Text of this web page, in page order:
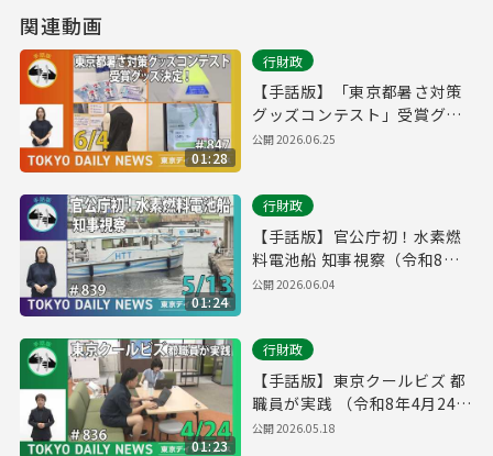
関連動画
01:28
行財政
【手話版】「東京都暑さ対策
グッズコンテスト」受賞グッ
ズ決定！（令和8年6月4日 東
公開2026.06.25
01:24
行財政
【手話版】官公庁初！水素燃
料電池船 知事視察（令和8年5
月13日 東京デイリーニュース
公開2026.06.04
01:23
行財政
【手話版】東京クールビズ 都
職員が実践 （令和8年4月24日
東京デイリーニュース
公開2026.05.18